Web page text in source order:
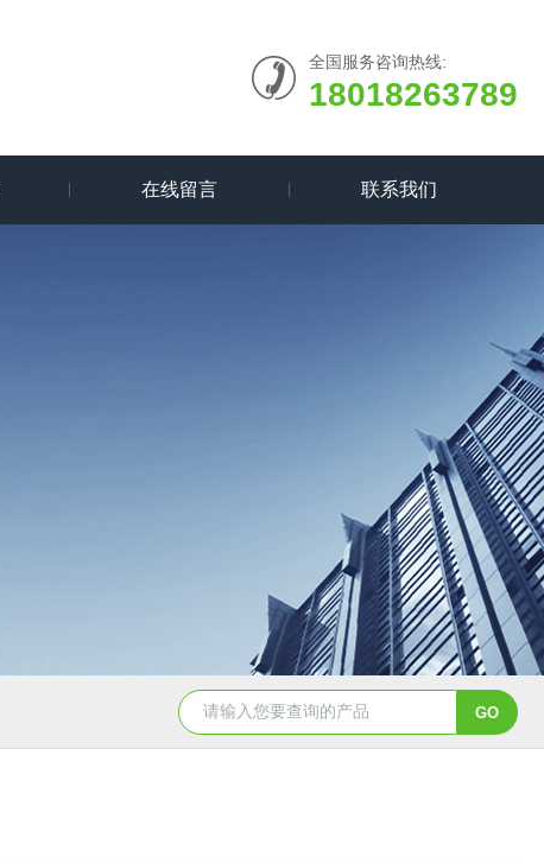
全国服务咨询热线:
18018263789
在线留言 联系我们
CH3050恒温油浴槽 HH-8J恒温水浴锅